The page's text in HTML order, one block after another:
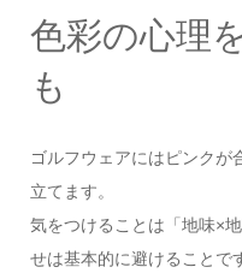
色彩の心理
も
ゴルフウェアにはピンクが
立てます。
気をつけることは「地味×
せは基本的に避けることで